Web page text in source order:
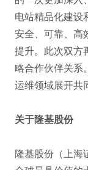
电站精品化建设
安全、可靠、高
提升。此次双方
略合作伙伴关系
运维领域展开共
关于隆基股份
隆基股份（上海